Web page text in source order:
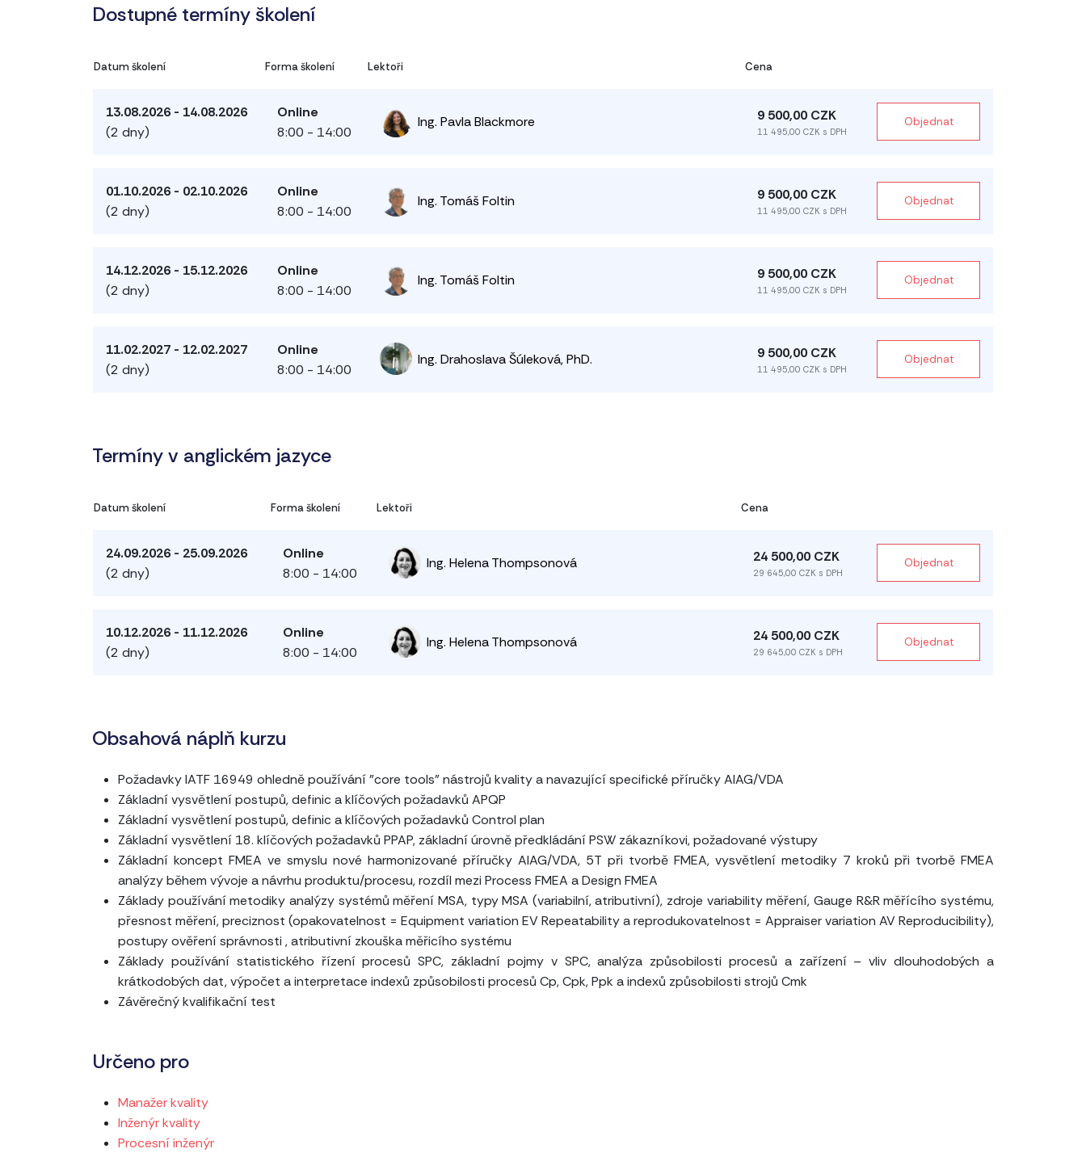
Dostupné termíny školení
Datum školení Forma školení Lektoři Cena
13.08.2026 - 14.08.2026
(2 dny)
Online
8:00 - 14:00
Ing. Pavla Blackmore 9 500,00 CZK
11 495,00 CZK s DPH
Objednat
01.10.2026 - 02.10.2026
(2 dny)
Online
8:00 - 14:00
Ing. Tomáš Foltin 9 500,00 CZK
11 495,00 CZK s DPH
Objednat
14.12.2026 - 15.12.2026
(2 dny)
Online
8:00 - 14:00
Ing. Tomáš Foltin 9 500,00 CZK
11 495,00 CZK s DPH
Objednat
11.02.2027 - 12.02.2027
(2 dny)
Online
8:00 - 14:00
Ing. Drahoslava Šúleková, PhD. 9 500,00 CZK
11 495,00 CZK s DPH
Objednat
Termíny v anglickém jazyce
Datum školení Forma školení Lektoři Cena
24.09.2026 - 25.09.2026
(2 dny)
Online
8:00 - 14:00
Ing. Helena Thompsonová 24 500,00 CZK
29 645,00 CZK s DPH
Objednat
10.12.2026 - 11.12.2026
(2 dny)
Online
8:00 - 14:00
Ing. Helena Thompsonová 24 500,00 CZK
29 645,00 CZK s DPH
Objednat
Obsahová náplň kurzu
Požadavky IATF 16949 ohledně používání "core tools" nástrojů kvality a navazující specifické příručky AIAG/VDA
Základní vysvětlení postupů, definic a klíčových požadavků APQP
Základní vysvětlení postupů, definic a klíčových požadavků Control plan
Základní vysvětlení 18. klíčových požadavků PPAP, základní úrovně předkládání PSW zákazníkovi, požadované výstupy
Základní koncept FMEA ve smyslu nové harmonizované příručky AIAG/VDA, 5T při tvorbě FMEA, vysvětlení metodiky 7 kroků při tvorbě FMEA
analýzy během vývoje a návrhu produktu/procesu, rozdíl mezi Process FMEA a Design FMEA
Základy používání metodiky analýzy systémů měření MSA, typy MSA (variabilní, atributivní), zdroje variability měření, Gauge R&R měřícího systému,
přesnost měření, preciznost (opakovatelnost = Equipment variation EV Repeatability a reprodukovatelnost = Appraiser variation AV Reproducibility),
postupy ověření správnosti , atributivní zkouška měřicího systému
Základy používání statistického řízení procesů SPC, základní pojmy v SPC, analýza způsobilosti procesů a zařízení – vliv dlouhodobých a
krátkodobých dat, výpočet a interpretace indexů způsobilosti procesů Cp, Cpk, Ppk a indexů způsobilosti strojů Cmk
Závěrečný kvalifikační test
Určeno pro
Manažer kvality
Inženýr kvality
Procesní inženýr